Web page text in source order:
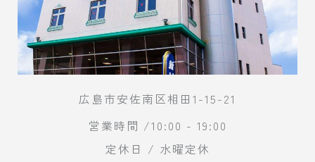
広島市安佐南区相田1-15-21
営業時間 /10:00 - 19:00
定休日 / 水曜定休